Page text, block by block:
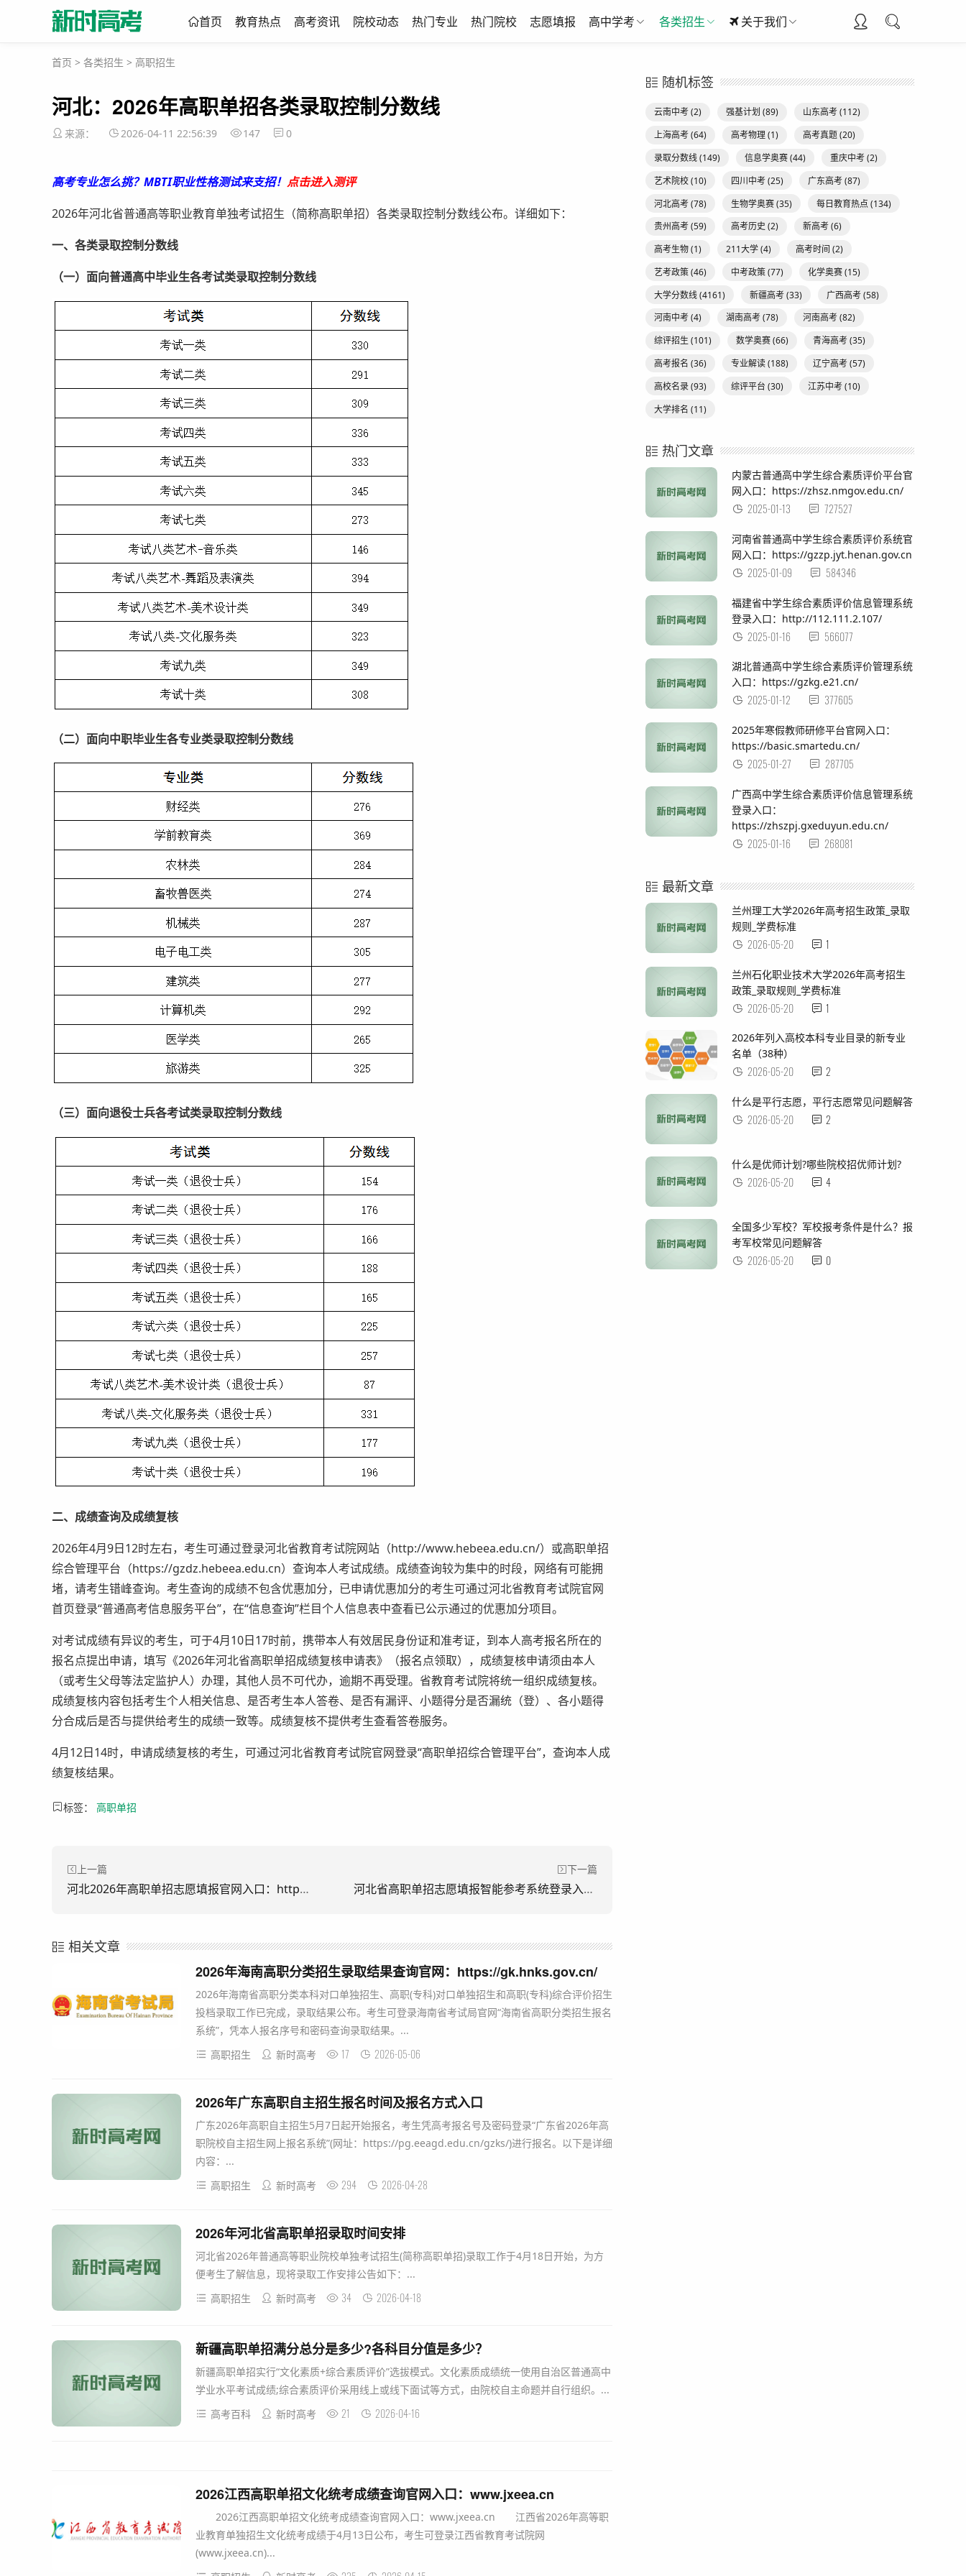
首页 教育热点 高考资讯 院校动态 热门专业 热门院校 志愿填报 高中学考 各类招生 关于我们
首页 > 各类招生 > 高职招生
河北：2026年高职单招各类录取控制分数线
来源： 2026-04-11 22:56:39 147 0
高考专业怎么挑？MBTI职业性格测试来支招！ 点击进入测评
2026年河北省普通高等职业教育单独考试招生（简称高职单招）各类录取控制分数线公布。详细如下：
一、各类录取控制分数线
（一）面向普通高中毕业生各考试类录取控制分数线
（二）面向中职毕业生各专业类录取控制分数线
（三）面向退役士兵各考试类录取控制分数线
二、成绩查询及成绩复核
2026年4月9日12时左右，考生可通过登录河北省教育考试院网站（http://www.hebeea.edu.cn/）或高职单招
综合管理平台（https://gzdz.hebeea.edu.cn）查询本人考试成绩。成绩查询较为集中的时段，网络有可能拥
堵，请考生错峰查询。考生查询的成绩不包含优惠加分，已申请优惠加分的考生可通过河北省教育考试院官网
首页登录“普通高考信息服务平台”，在“信息查询”栏目个人信息表中查看已公示通过的优惠加分项目。
对考试成绩有异议的考生，可于4月10日17时前，携带本人有效居民身份证和准考证，到本人高考报名所在的
报名点提出申请，填写《2026年河北省高职单招成绩复核申请表》（报名点领取），成绩复核申请须由本人
（或考生父母等法定监护人）办理，其他人员不可代办，逾期不再受理。省教育考试院将统一组织成绩复核。
成绩复核内容包括考生个人相关信息、是否考生本人答卷、是否有漏评、小题得分是否漏统（登）、各小题得
分合成后是否与提供给考生的成绩一致等。成绩复核不提供考生查看答卷服务。
4月12日14时，申请成绩复核的考生，可通过河北省教育考试院官网登录“高职单招综合管理平台”，查询本人成
绩复核结果。
标签： 高职单招
上一篇
河北2026年高职单招志愿填报官网入口：https://gzdz.hebeea.edu.cn
下一篇
河北省高职单招志愿填报智能参考系统登录入口：https://gzdz.hbzyck.com
相关文章
2026年海南高职分类招生录取结果查询官网：https://gk.hnks.gov.cn/
2026年海南省高职分类本科对口单独招生、高职(专科)对口单独招生和高职(专科)综合评价招生
投档录取工作已完成，录取结果公布。考生可登录海南省考试局官网“海南省高职分类招生报名
系统”，凭本人报名序号和密码查询录取结果。...
高职招生
新时高考 17 2026-05-06
2026年广东高职自主招生报名时间及报名方式入口
广东2026年高职自主招生5月7日起开始报名，考生凭高考报名号及密码登录“广东省2026年高
职院校自主招生网上报名系统”(网址：https://pg.eeagd.edu.cn/gzks/)进行报名。以下是详细
内容：...
高职招生
新时高考 294 2026-04-28
2026年河北省高职单招录取时间安排
河北省2026年普通高等职业院校单独考试招生(简称高职单招)录取工作于4月18日开始，为方
便考生了解信息，现将录取工作安排公告如下：...
高职招生
新时高考 34 2026-04-18
新疆高职单招满分总分是多少?各科目分值是多少？
新疆高职单招实行“文化素质+综合素质评价”选拔模式。文化素质成绩统一使用自治区普通高中
学业水平考试成绩;综合素质评价采用线上或线下面试等方式，由院校自主命题并自行组织。...
高考百科
新时高考 21 2026-04-16
2026江西高职单招文化统考成绩查询官网入口：www.jxeea.cn
2026江西高职单招文化统考成绩查询官网入口：www.jxeea.cn 江西省2026年高等职
业教育单独招生文化统考成绩于4月13日公布，考生可登录江西省教育考试院网
(www.jxeea.cn)...
随机标签
云南中考(2) 强基计划 (89) 山东高考(112)
上海高考(64) 高考物理(1) 高考真题(20)
录取分数线(149) 信息学奥赛(44) 重庆中考(2)
艺术院校(10) 四川中考(25) 广东高考(87)
河北高考(78) 生物学奥赛(35) 每日教育热点 (134)
贵州高考(59) 高考历史 (2) 新高考(6)
高考生物(1) 211大学(4) 高考时间 (2)
艺考政策(46) 中考政策(77) 化学奥赛(15)
大学分数线(4161) 新疆高考(33) 广西高考(58)
河南中考(4) 湖南高考(78) 河南高考(82)
综评招生 (101) 数学奥赛(66) 青海高考(35)
高考报名 (36) 专业解读(188) 辽宁高考(57)
高校名录(93) 综评平台 (30) 江苏中考(10)
大学排名 (11)
热门文章
内蒙古普通高中学生综合素质评价平台官
网入口：https://zhsz.nmgov.edu.cn/
2025-01-13 727527
河南省普通高中学生综合素质评价系统官
网入口：https://gzzp.jyt.henan.gov.cn
2025-01-09 584346
福建省中学生综合素质评价信息管理系统
登录入口：http://112.111.2.107/
2025-01-16 566077
湖北普通高中学生综合素质评价管理系统
入口：https://gzkg.e21.cn/
2025-01-12 377605
2025年寒假教师研修平台官网入口：
https://basic.smartedu.cn/
2025-01-27 287705
广西高中学生综合素质评价信息管理系统
登录入口：
https://zhszpj.gxeduyun.edu.cn/
2025-01-16 268081
最新文章
兰州理工大学2026年高考招生政策_录取
规则_学费标准
2026-05-20 1
兰州石化职业技术大学2026年高考招生
政策_录取规则_学费标准
2026-05-20 1
2026年列入高校本科专业目录的新专业
名单（38种）
2026-05-20 2
什么是平行志愿，平行志愿常见问题解答
2026-05-20 2
什么是优师计划?哪些院校招优师计划?
2026-05-20 4
全国多少军校？军校报考条件是什么？报
考军校常见问题解答
2026-05-20 0